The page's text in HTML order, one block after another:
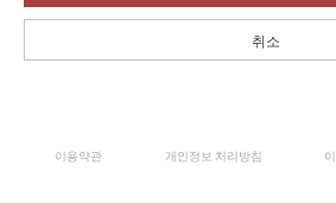
취소
이용약관 개인정보 처리방침